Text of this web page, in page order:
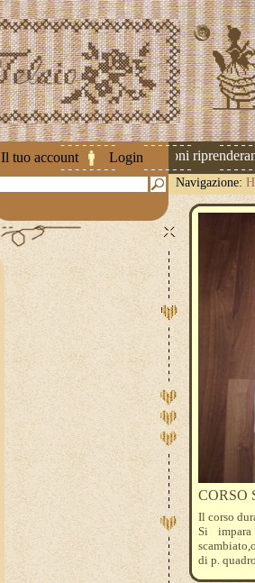
Il tuo account Login
Attenzione ! Le spedizioni
Navigazione:
CORSO
Il corso
Si
di p.